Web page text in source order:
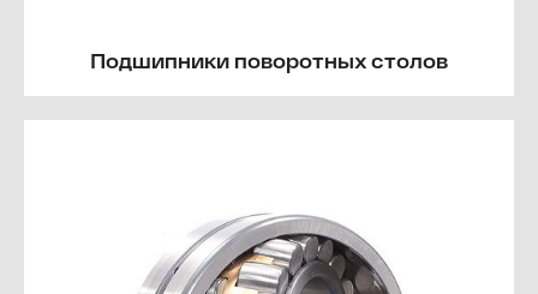
Подшипники поворотных столов